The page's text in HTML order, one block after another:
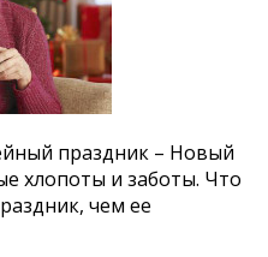
праздник – Новый
хлопоты и заботы. Что
чем ее